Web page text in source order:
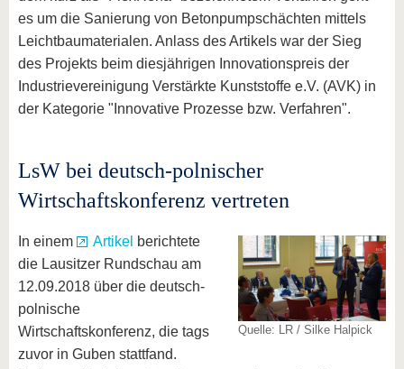
es um die Sanierung von Betonpumpschächten mittels
Leichtbaumaterialen. Anlass des Artikels war der Sieg
des Projekts beim diesjährigen Innovationspreis der
Industrievereinigung Verstärkte Kunststoffe e.V. (AVK) in
der Kategorie "Innovative Prozesse bzw. Verfahren".
LsW bei deutsch-polnischer
Wirtschaftskonferenz vertreten
Quelle: LR / Silke Halpick
In einem Artikel berichtete
die Lausitzer Rundschau am
12.09.2018 über die deutsch-
polnische
Wirtschaftskonferenz, die tags
zuvor in Guben stattfand.